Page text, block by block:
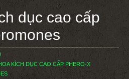
dục cao cấp
KÍCH DỤC CAO CẤP PHERO-X